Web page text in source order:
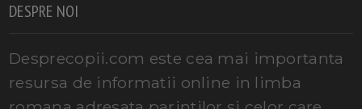
DESPRE NOI
Desprecopii.com este cea mai importanta
resursa de informatii online in limba